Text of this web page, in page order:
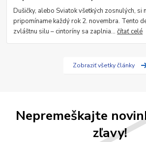
Dušičky, alebo Sviatok všetkých zosnulých, si
pripomíname každý rok 2. novembra. Tento
zvláštnu silu – cintoríny sa zaplnia...čítať celé
Zobraziť všetky články
Nepremeškajte
zľavy!